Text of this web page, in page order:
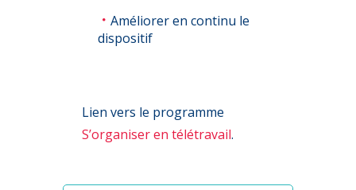
Améliorer en continu le
dispositif
Lien vers le programme
S’organiser en télétravail.